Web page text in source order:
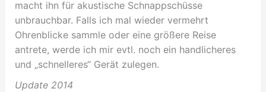
macht ihn für akustische Schnappschüsse
unbrauchbar. Falls ich mal wieder vermehrt
Ohrenblicke sammle oder eine größere Reise
antrete, werde ich mir evtl. noch ein handlicheres
und „schnelleres“ Gerät zulegen.
Update 2014